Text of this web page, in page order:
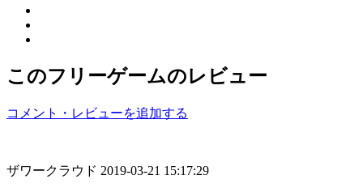
このフリーゲームのレビュー
コメント・レビューを追加する
ザワークラウド 2019-03-21 15:17:29